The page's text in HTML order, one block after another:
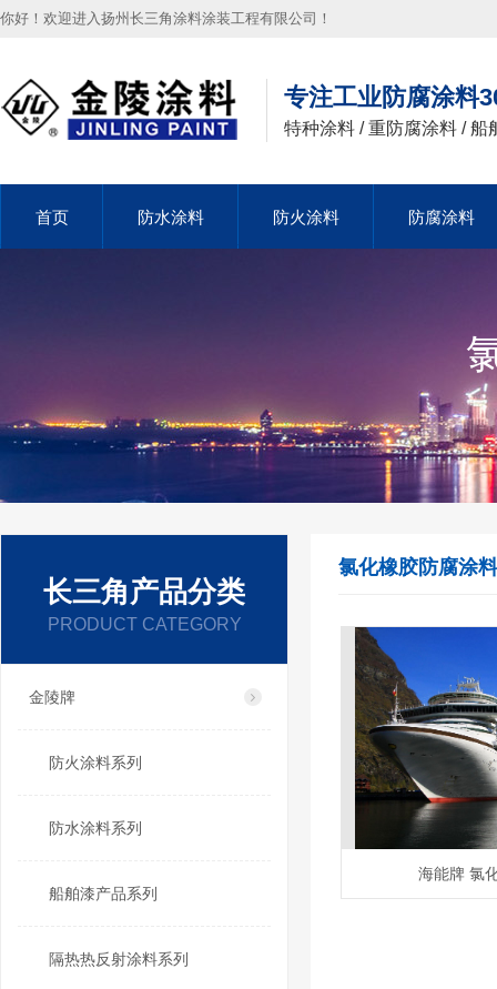
你好！欢迎进入扬州长三角涂料涂装工程有限公司！
专注工业防腐涂料
特种涂料 / 重防腐涂料 / 船
首页
首页 防水涂料
防水涂料 防火涂料
防火涂料 防腐涂料
防腐涂料
长三角产品分类
PRODUCT CATEGORY
金陵牌
防火涂料系列
防水涂料系列
船舶漆产品系列
隔热热反射涂料系列
氯化橡胶防腐涂
海能牌 氯